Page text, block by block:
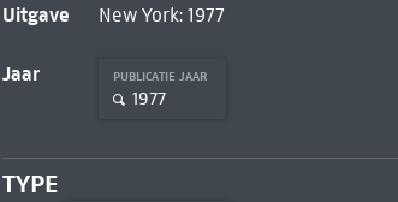
Uitgave New York: 1977
Jaar PUBLICATIE JAAR
1977
TYPE